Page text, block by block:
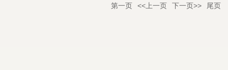
第一页 <<上一页 下一页>> 尾页